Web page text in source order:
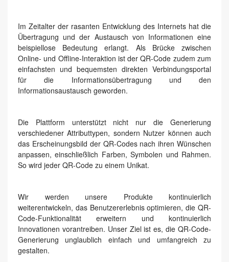
Im Zeitalter der rasanten Entwicklung des Internets hat die
Übertragung und der Austausch von Informationen eine
beispiellose Bedeutung erlangt. Als Brücke zwischen
Online- und Offline-Interaktion ist der QR-Code zudem zum
einfachsten und bequemsten direkten Verbindungsportal
für die Informationsübertragung und den
Informationsaustausch geworden.
Die Plattform unterstützt nicht nur die Generierung
verschiedener Attributtypen, sondern Nutzer können auch
das Erscheinungsbild der QR-Codes nach ihren Wünschen
anpassen, einschließlich Farben, Symbolen und Rahmen.
So wird jeder QR-Code zu einem Unikat.
Wir werden unsere Produkte kontinuierlich
weiterentwickeln, das Benutzererlebnis optimieren, die QR-
Code-Funktionalität erweitern und kontinuierlich
Innovationen vorantreiben. Unser Ziel ist es, die QR-Code-
Generierung unglaublich einfach und umfangreich zu
gestalten.